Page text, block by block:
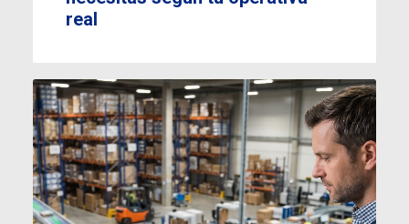
real